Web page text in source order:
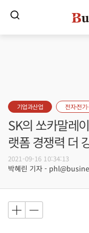
기업과산업 전자·전기
SK의 쏘카말레
랫폼 경쟁력 더
2021-09-16 10:34:13
박혜린 기자 -